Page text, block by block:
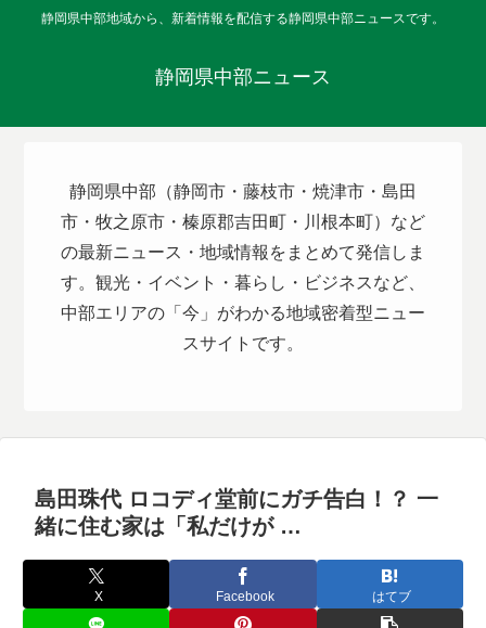
静岡県中部地域から、新着情報を配信する静岡県中部ニュースです。
静岡県中部ニュース
静岡県中部（静岡市・藤枝市・焼津市・島田
市・牧之原市・榛原郡吉田町・川根本町）など
の最新ニュース・地域情報をまとめて発信しま
す。観光・イベント・暮らし・ビジネスなど、
中部エリアの「今」がわかる地域密着型ニュー
スサイトです。
島田珠代 ロコディ堂前にガチ告白！？ 一
緒に住む家は「私だけが …
X Facebook はてブ